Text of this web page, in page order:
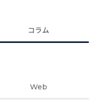
コラム
Web